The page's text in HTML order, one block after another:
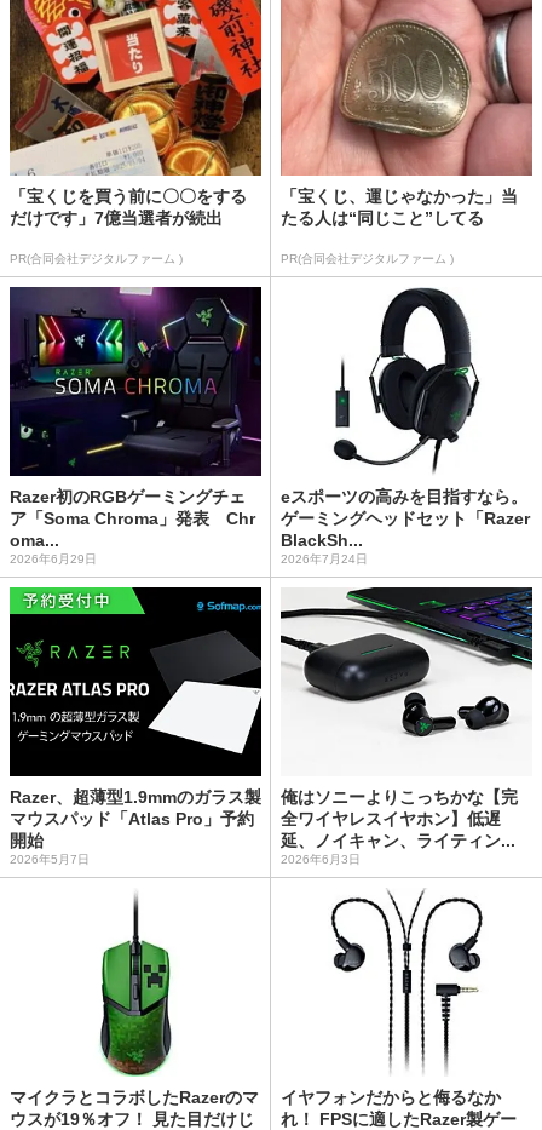
「宝くじを買う前に〇〇をする
だけです」7億当選者が続出
PR(合同会社デジタルファーム )
「宝くじ、運じゃなかった」当
たる人は“同じこと”してる
PR(合同会社デジタルファーム )
Razer初のRGBゲーミングチェ
ア「Soma Chroma」発表 Chr
oma...
2026年6月29日
eスポーツの高みを目指すなら。
ゲーミングヘッドセット「Razer
BlackSh...
2026年7月24日
Razer、超薄型1.9mmのガラス製
マウスパッド「Atlas Pro」予約
開始
2026年5月7日
俺はソニーよりこっちかな【完
全ワイヤレスイヤホン】低遅
延、ノイキャン、ライティン...
2026年6月3日
マイクラとコラボしたRazerのマ
ウスが19％オフ！ 見た目だけじ
イヤフォンだからと侮るなか
れ！ FPSに適したRazer製ゲー